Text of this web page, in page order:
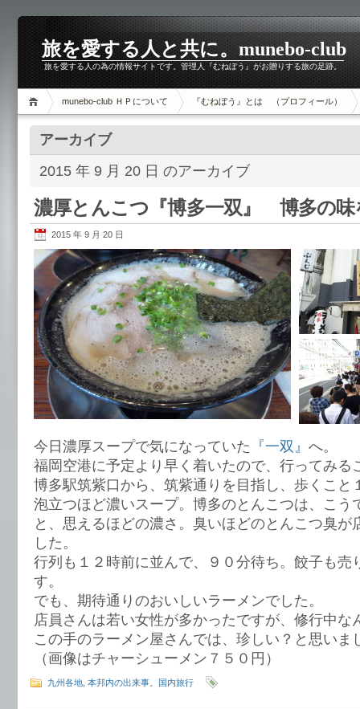
旅を愛する人と共に。munebo-club
旅を愛する人の為の情報サイトです。管理人『むねぼう』がお贈りする旅の足跡。
munebo-club ＨＰについて 『むねぼう』とは （プロフィール）
アーカイブ
2015 年 9 月 20 日 のアーカイブ
濃厚とんこつ『博多一双』 博多の味
2015 年 9 月 20 日
今日濃厚スープで気になっていた 『一双』 へ。
福岡空港に予定より早く着いたので、行ってみる
博多駅筑紫口から、筑紫通りを目指し、歩くこと
泡立つほど濃いスープ。博多のとんこつは、こう
と、思えるほどの濃さ。臭いほどのとんこつ臭が
した。
行列も１２時前に並んで、９０分待ち。餃子も売
す。
でも、期待通りのおいしいラーメンでした。
店員さんは若い女性が多かったですが、修行中な
この手のラーメン屋さんでは、珍しい？と思いま
（画像はチャーシューメン７５０円）
九州各地 本邦内の出来事。国内旅行